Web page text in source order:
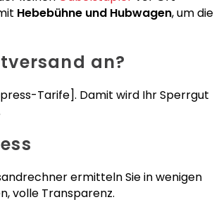
Hebebühne und Hubwagen, um die
an?
Tarife]. Damit wird Ihr Sperrgut
ermitteln Sie in wenigen
volle Transparenz.